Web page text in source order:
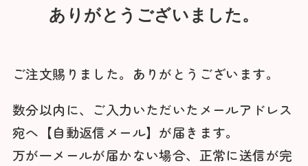
ありがとうございました。
ご注文賜りました。ありがとうございます。
数分以内に、ご入力いただいたメールアドレス
宛へ【自動返信メール】が届きます。
万が一メールが届かない場合、正常に送信が完